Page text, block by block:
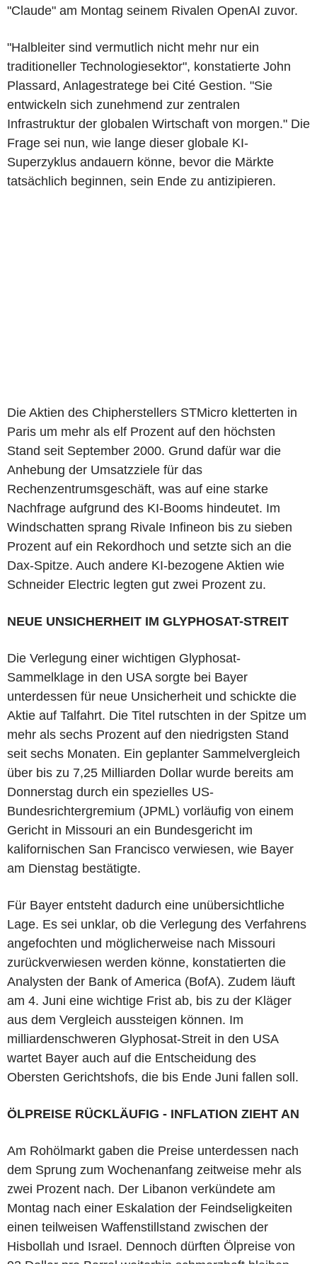
"Claude" am Montag seinem Rivalen OpenAI zuvor.
"Halbleiter sind vermutlich nicht mehr nur ein
traditioneller Technologiesektor", konstatierte John
Plassard, Anlagestratege bei Cité Gestion. "Sie
entwickeln sich zunehmend zur zentralen
Infrastruktur der globalen Wirtschaft von morgen." Die
Frage sei nun, wie lange dieser globale KI-
Superzyklus andauern könne, bevor die Märkte
tatsächlich beginnen, sein Ende zu antizipieren.
Die Aktien des Chipherstellers STMicro kletterten in
Paris um mehr als elf Prozent auf den höchsten
Stand seit September 2000. Grund dafür war die
Anhebung der Umsatzziele für das
Rechenzentrumsgeschäft, was auf eine starke
Nachfrage aufgrund des KI-Booms hindeutet. Im
Windschatten sprang Rivale Infineon bis zu sieben
Prozent auf ein Rekordhoch und setzte sich an die
Dax-Spitze. Auch andere KI-bezogene Aktien wie
Schneider Electric legten gut zwei Prozent zu.
NEUE UNSICHERHEIT IM GLYPHOSAT-STREIT
Die Verlegung einer wichtigen Glyphosat-
Sammelklage in den USA sorgte bei Bayer
unterdessen für neue Unsicherheit und schickte die
Aktie auf Talfahrt. Die Titel rutschten in der Spitze um
mehr als sechs Prozent auf den niedrigsten Stand
seit sechs Monaten. Ein geplanter Sammelvergleich
über bis zu 7,25 Milliarden Dollar wurde bereits am
Donnerstag durch ein spezielles US-
Bundesrichtergremium (JPML) vorläufig von einem
Gericht in Missouri an ein Bundesgericht im
kalifornischen San Francisco verwiesen, wie Bayer
am Dienstag bestätigte.
Für Bayer entsteht dadurch eine unübersichtliche
Lage. Es sei unklar, ob die Verlegung des Verfahrens
angefochten und möglicherweise nach Missouri
zurückverwiesen werden könne, konstatierten die
Analysten der Bank of America (BofA). Zudem läuft
am 4. Juni eine wichtige Frist ab, bis zu der Kläger
aus dem Vergleich aussteigen können. Im
milliardenschweren Glyphosat-Streit in den USA
wartet Bayer auch auf die Entscheidung des
Obersten Gerichtshofs, die bis Ende Juni fallen soll.
ÖLPREISE RÜCKLÄUFIG - INFLATION ZIEHT AN
Am Rohölmarkt gaben die Preise unterdessen nach
dem Sprung zum Wochenanfang zeitweise mehr als
zwei Prozent nach. Der Libanon verkündete am
Montag nach einer Eskalation der Feindseligkeiten
einen teilweisen Waffenstillstand zwischen der
Hisbollah und Israel. Dennoch dürften Ölpreise von